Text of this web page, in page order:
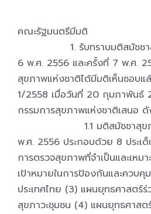
คณะรัฐมนตรีมีมติ
1. รับทราบมติสมัชชาสุข
6 พ.ศ. 2556 และครั้งที่ 7 พ.ศ.
สุขภาพแห่งชาติได้มีมติเห็นชอบแ
1/2558 เมื่อวันที่ 20 กุมภาพันธ์
กรรมการสุขภาพแห่งชาติเสนอ
1.1 มติสมัชชาสุขภาพ
พ.ศ. 2556 ประกอบด้วย 8 ประเ
การตรวจสุขภาพที่จำเป็นและเหม
เป้าหมายในการป้องกันและควบ
ประเทศไทย (3) แผนยุทธศาสตร์
สุขภาวะชุมชน (4) แผนยุทธศาส